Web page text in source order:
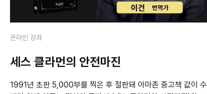
온라인 강좌
세스 클라먼의 안전마진
1991년 초판 5,000부를 찍은 후 절판돼 아마존 중고책 값이 수